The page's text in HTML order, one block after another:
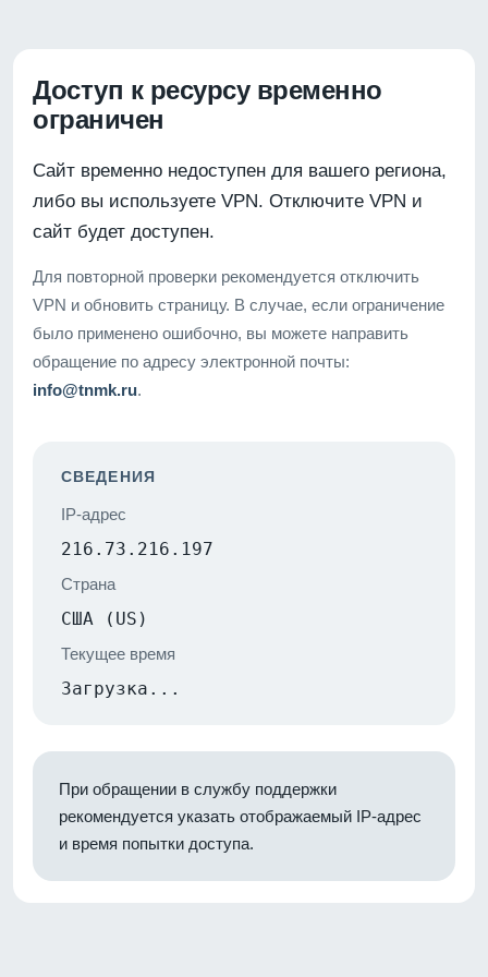
Доступ к ресурсу временно
ограничен
Сайт временно недоступен для вашего региона,
либо вы используете VPN. Отключите VPN и
сайт будет доступен.
Для повторной проверки рекомендуется отключить
VPN и обновить страницу. В случае, если ограничение
было применено ошибочно, вы можете направить
обращение по адресу электронной почты:
info@tnmk.ru.
СВЕДЕНИЯ
IP-адрес
216.73.216.197
Страна
США (US)
Текущее время
Загрузка...
При обращении в службу поддержки
рекомендуется указать отображаемый IP-адрес
и время попытки доступа.